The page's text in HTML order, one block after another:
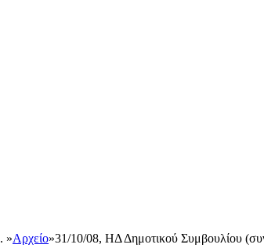
»Αρχείο»31/10/08, ΗΔ Δημοτικού Συμβουλίου